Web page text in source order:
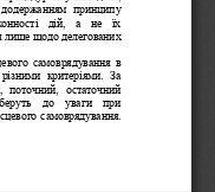
додержанням  принципу
дій,  а  не  їх
лише щодо делегованих
самоврядування  в
критеріями.  За
поточний,  остаточний
до  уваги  при
самоврядування.